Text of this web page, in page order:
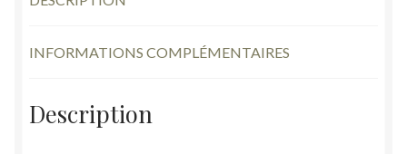
INFORMATIONS COMPLÉMENTAIRES
Description